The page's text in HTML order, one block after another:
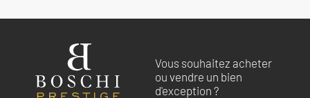
Vous souhaitez acheter
ou vendre un bien
d'exception ?